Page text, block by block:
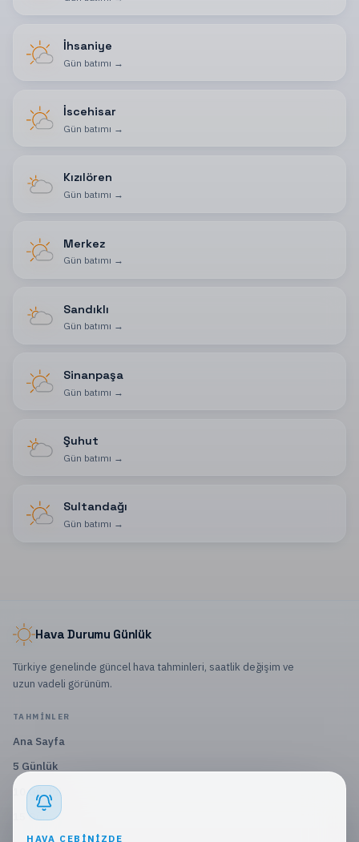
İhsaniye
Gün batımı →
İscehisar
Gün batımı →
Kızılören
Gün batımı →
Merkez
Gün batımı →
Sandıklı
Gün batımı →
Sinanpaşa
Gün batımı →
Şuhut
Gün batımı →
Sultandağı
Gün batımı →
Hava Durumu Günlük
Türkiye genelinde güncel hava tahminleri, saatlik değişim ve
uzun vadeli görünüm.
TAHMINLER
Ana Sayfa
5 Günlük
10 Günlük
15 Günlük
HAVA CEBINIZDE